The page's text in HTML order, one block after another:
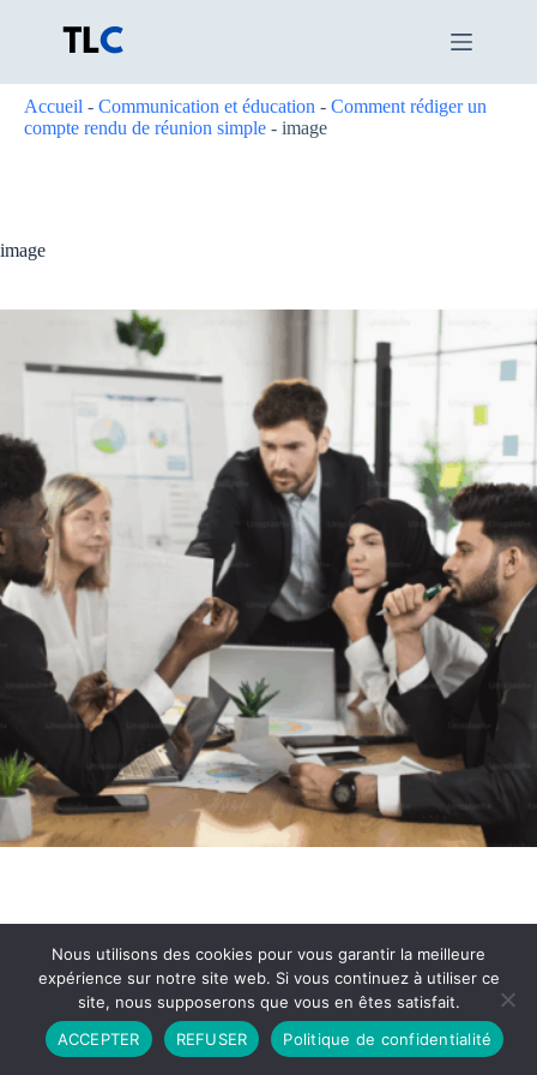
Accueil - Communication et éducation - Comment rédiger un
compte rendu de réunion simple - image
image
Partenariat Contact
Politique de Confidentialité
CGU
Copyright © 2026 - Propulsé par DIEUDUDIABLE
Nous utilisons des cookies pour vous garantir la meilleure
expérience sur notre site web. Si vous continuez à utiliser ce
site, nous supposerons que vous en êtes satisfait.
ACCEPTER
REFUSER Politique de confidentialité